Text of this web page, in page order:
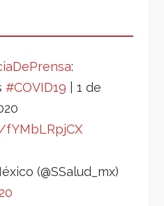
:
#COVID19 | 1 de
(@SSalud_mx)